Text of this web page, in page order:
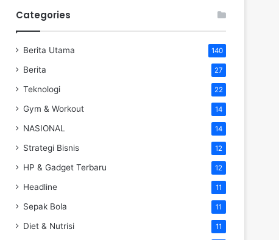
Categories
Berita Utama 140
Berita 27
Teknologi 22
Gym & Workout 14
NASIONAL 14
Strategi Bisnis 12
HP & Gadget Terbaru 12
Headline 11
Sepak Bola 11
Diet & Nutrisi 11